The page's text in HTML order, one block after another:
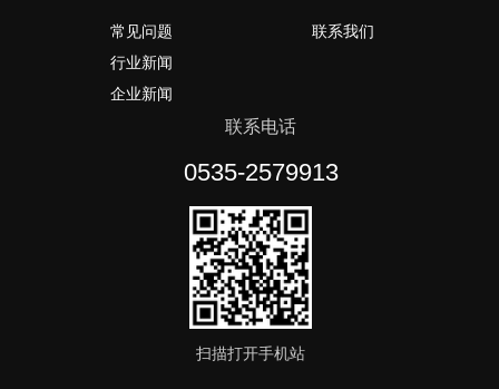
常见问题
行业新闻
企业新闻
联系我们
联系电话
0535-2579913
扫描打开手机站